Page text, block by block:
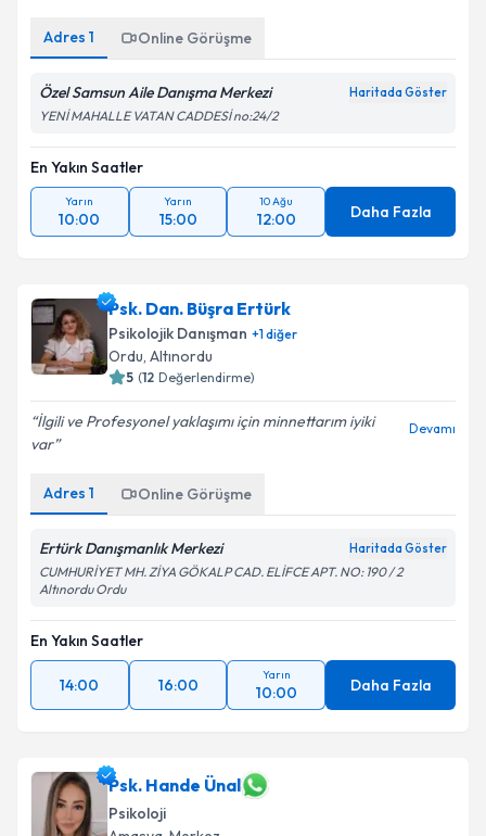
Adres 1 Online Görüşme
Özel Samsun Aile Danışma Merkezi Haritada Göster
YENİ MAHALLE VATAN CADDESİ no:24/2
En Yakın Saatler
Yarın
10:00
Yarın
15:00
10 Ağu
12:00 Daha Fazla
Psk. Dan. Büşra Ertürk
Psikolojik Danışman +1diğer
Ordu, Altınordu
5 (12 Değerlendirme)
İlgili ve Profesyonel yaklaşımı için minnettarım iyiki
var
Devamı
Adres 1 Online Görüşme
Ertürk Danışmanlık Merkezi Haritada Göster
CUMHURİYET MH. ZİYA GÖKALP CAD. ELİFCE APT. NO: 190 / 2
Altınordu Ordu
En Yakın Saatler
14:00 16:00
Yarın
10:00 Daha Fazla
Psk. Hande Ünal
Psikoloji